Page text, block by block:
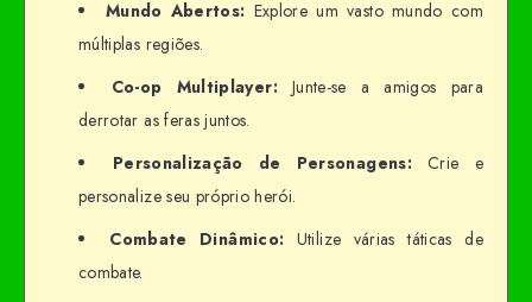
Mundo Abertos: Explore um vasto mundo com
múltiplas regiões.
Co-op Multiplayer:Junte-se a amigos para
derrotar as feras juntos.
Personalização de Personagens:Crie e
personalize seu próprio herói.
Combate Dinâmico: Utilize várias táticas de
combate.